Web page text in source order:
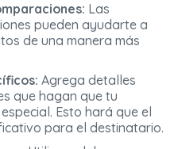
Las
pueden ayudarte a
de una manera más
Agrega detalles
que hagan que tu
Esto hará que el
para el destinatario.